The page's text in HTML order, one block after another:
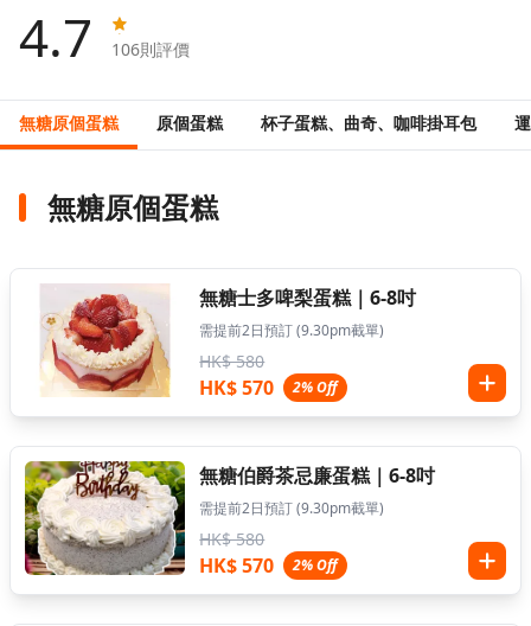
4.7 106則評價
無糖原個蛋糕 原個蛋糕 杯子蛋糕、曲奇、咖啡掛耳包
無糖原個蛋糕
無糖士多啤梨蛋糕｜6-8吋
需提前2日預訂 (9.30pm截單)
HK$ 580
HK$ 570 2% Off
無糖伯爵茶忌廉蛋糕｜6-8吋
需提前2日預訂 (9.30pm截單)
HK$ 580
HK$ 570 2% Off